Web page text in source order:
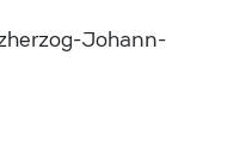
Johann-